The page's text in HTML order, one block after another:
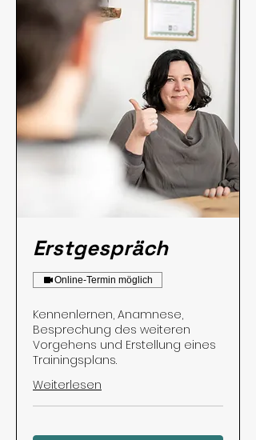
Erstgespräch
Online-Termin möglich
Kennenlernen, Anamnese,
Besprechung des weiteren
Vorgehens und Erstellung eines
Trainingsplans.
Weiterlesen